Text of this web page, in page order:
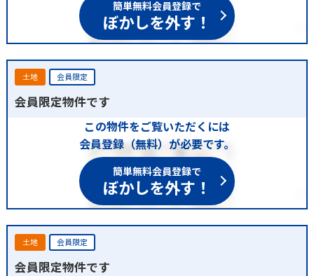
簡単無料会員登録で
ぼかしを外す！
土地 会員限定
会員限定物件です
この物件をご覧いただくには
会員登録（無料）が必要です。
簡単無料会員登録で
ぼかしを外す！
土地 会員限定
会員限定物件です